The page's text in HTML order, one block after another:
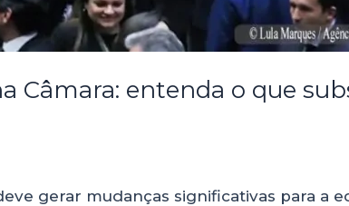
Câmara: entenda o que
gerar mudanças significativas para a